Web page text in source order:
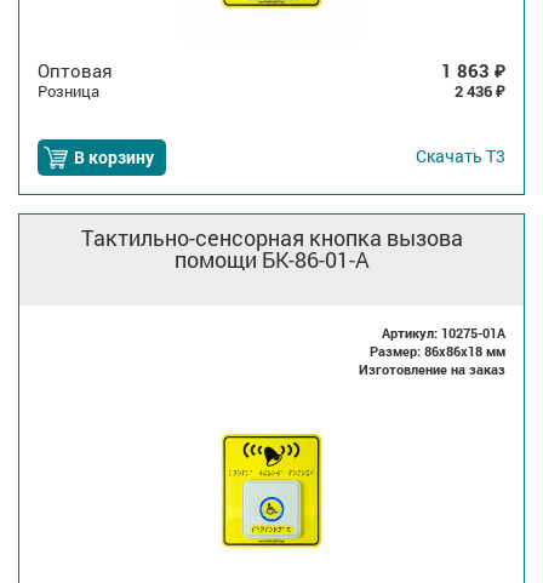
Оптовая 1 863 ₽
Розница 2 436 ₽
В корзину Скачать Т3
Тактильно-сенсорная кнопка вызова
помощи БК-86-01-A
Артикул: 10275-01A
Размер: 86x86x18 мм
Изготовление на заказ